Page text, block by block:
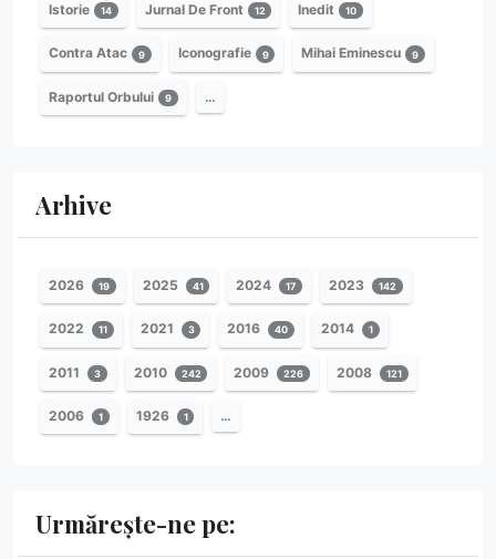
Istorie 14 Jurnal De Front 12 Inedit 10
Contra Atac 9 Iconografie 9 Mihai Eminescu 9
Raportul Orbului 9 …
Arhive
2026 19 2025 41 2024 17 2023 142
2022 11 2021 3 2016 40 2014 1
2011 3 2010 242 2009 226 2008 121
2006 1 1926 1 …
Urmărește-ne pe: